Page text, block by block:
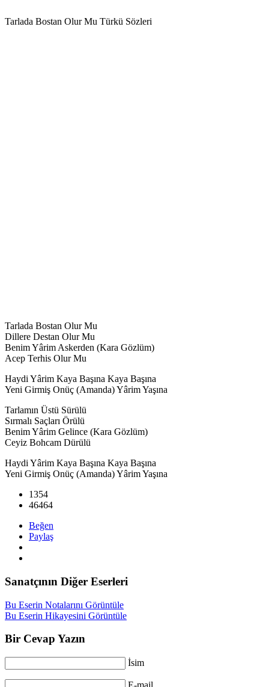
Tarlada Bostan Olur Mu Türkü Sözleri
Tarlada Bostan Olur Mu
Dillere Destan Olur Mu
Benim Yârim Askerden (Kara Gözlüm)
Acep Terhis Olur Mu
Haydi Yârim Kaya Başına Kaya Başına
Yeni Girmiş Onüç (Amanda) Yârim Yaşına
Tarlamın Üstü Sürülü
Sırmalı Saçları Örülü
Benim Yârim Gelince (Kara Gözlüm)
Ceyiz Bohcam Dürülü
Haydi Yârim Kaya Başına Kaya Başına
Yeni Girmiş Onüç (Amanda) Yârim Yaşına
1354
46464
Beğen
Paylaş
Sanatçının Diğer Eserleri
Bu Eserin Notalarını Görüntüle
Bu Eserin Hikayesini Görüntüle
Bir Cevap Yazın
İsim
E-mail